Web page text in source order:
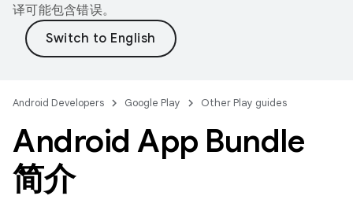
译可能包含错误。
Android Developers Google Play Other Play guides
Android App Bundle
简介